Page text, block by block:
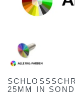
25MM IN